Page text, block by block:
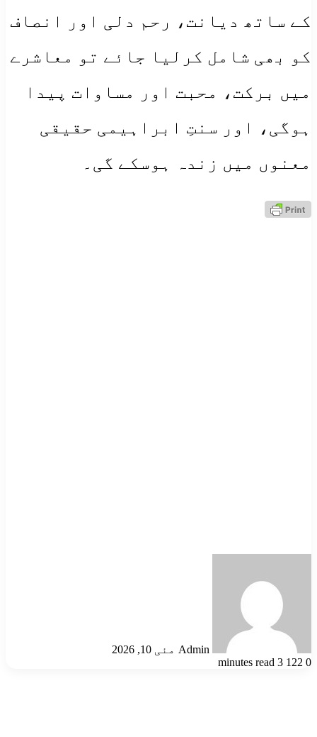
کے ساتھ دیانت، رحم دلی اور انصاف
کو بھی شامل کرلیا جائے تو معاشرے
میں برکت، محبت اور مساوات پیدا
ہوگی، اور سنتِ ابراہیمی حقیقی
معنوں میں زندہ ہوسکے گی۔
Admin مئی 10, 2026
0
3 minutes read